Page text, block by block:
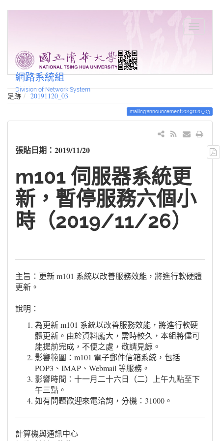
網路系統組
Division of Network System
足跡 20191120_03
mailing:announcement:20191120_03
張貼日期：2019/11/20
m101 伺服器系統更
新，暫停服務六個小
時（2019/11/26）
主旨：更新 m101 系統以改善服務效能，將進行軟硬體
更新。
說明：
為更新 m101 系統以改善服務效能，將進行軟硬
體更新。由於資料龐大，需時較久，本組將儘可
能提前完成，不便之處，敬請見諒。
影響範圍：m101 電子郵件信箱系統，包括
POP3、IMAP、Webmail 等服務。
影響時間：十一月二十六日（二）上午九點至下
午三點。
如有問題歡迎來電洽詢，分機：31000。
計算機與通訊中心